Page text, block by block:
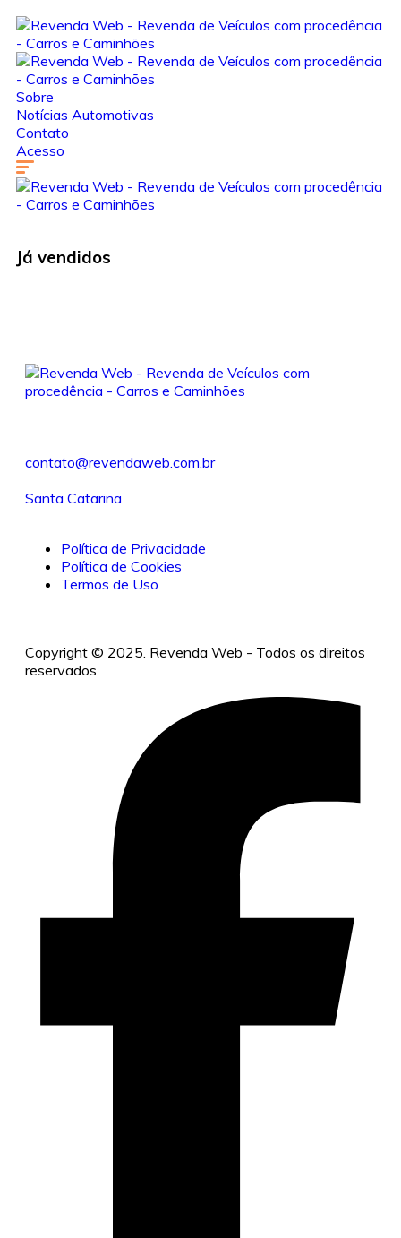
Sobre
Notícias Automotivas
Contato
Acesso
Já vendidos
contato@revendaweb.com.br
Santa Catarina
Política de Privacidade
Política de Cookies
Termos de Uso
Copyright © 2025. Revenda Web - Todos os direitos
reservados